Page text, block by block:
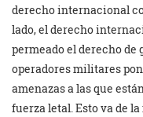
derecho internacional
lado, el derecho
permeado el derecho de
operadores militares
amenazas a las que
fuerza letal. Esto va de